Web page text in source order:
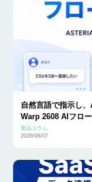
自然言語で指示し
Warp 2608 AIフロ
製品コラム
2026/08/07